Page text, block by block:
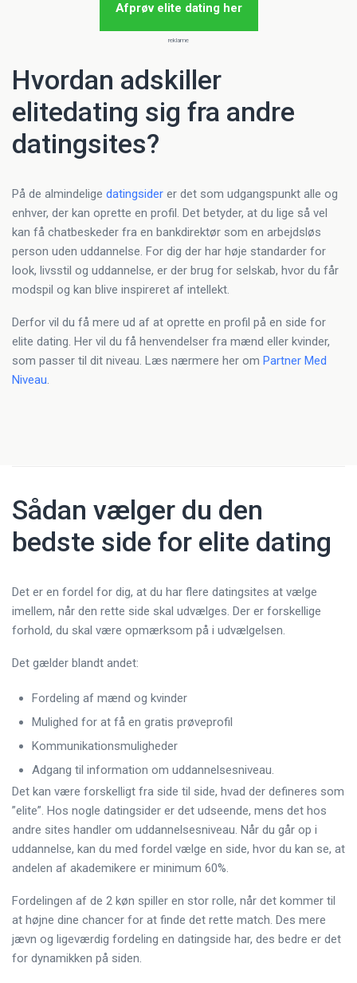
Afprøv elite dating her
reklame
Hvordan adskiller
elitedating sig fra andre
datingsites?
På de almindelige datingsider er det som udgangspunkt alle og
enhver, der kan oprette en profil. Det betyder, at du lige så vel
kan få chatbeskeder fra en bankdirektør som en arbejdsløs
person uden uddannelse. For dig der har høje standarder for
look, livsstil og uddannelse, er der brug for selskab, hvor du får
modspil og kan blive inspireret af intellekt.
Derfor vil du få mere ud af at oprette en profil på en side for
elite dating. Her vil du få henvendelser fra mænd eller kvinder,
som passer til dit niveau. Læs nærmere her om Partner Med
Niveau.
Sådan vælger du den
bedste side for elite dating
Det er en fordel for dig, at du har flere datingsites at vælge
imellem, når den rette side skal udvælges. Der er forskellige
forhold, du skal være opmærksom på i udvælgelsen.
Det gælder blandt andet:
Fordeling af mænd og kvinder
Mulighed for at få en gratis prøveprofil
Kommunikationsmuligheder
Adgang til information om uddannelsesniveau.
Det kan være forskelligt fra side til side, hvad der defineres som
”elite”. Hos nogle datingsider er det udseende, mens det hos
andre sites handler om uddannelsesniveau. Når du går op i
uddannelse, kan du med fordel vælge en side, hvor du kan se, at
andelen af akademikere er minimum 60%.
Fordelingen af de 2 køn spiller en stor rolle, når det kommer til
at højne dine chancer for at finde det rette match. Des mere
jævn og ligeværdig fordeling en datingside har, des bedre er det
for dynamikken på siden.